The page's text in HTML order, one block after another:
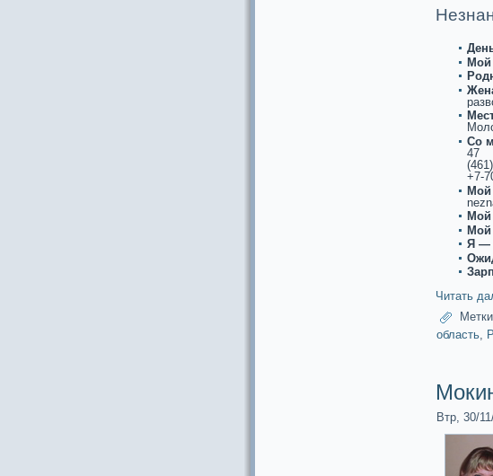
Мой
Со
47
+7-
Мой
Мой
Мой
Я —
Читать
область,
Втр, 30/